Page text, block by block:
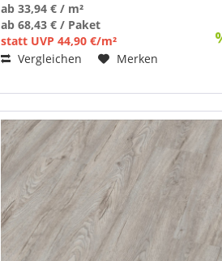
ab 33,94 € / m²
ab 68,43 € / Paket
statt UVP 44,90 €/m²
Vergleichen
Merken